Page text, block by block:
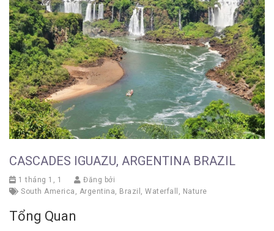
CASCADES IGUAZU, ARGENTINA BRAZIL
1 tháng 1, 1
Đăng bởi
South America
Argentina Brazil Waterfall Nature
Tổng Quan